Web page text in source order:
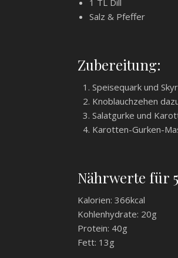
Salz & Pfeffer
Zubereitung:
Speisequark und
Knoblauchzehen
Salatgurke und
Karotten-Gurken-
Nährwerte für
Kalorien: 366kcal
Kohlenhydrate: 20g
Protein: 40g
Fett: 13g